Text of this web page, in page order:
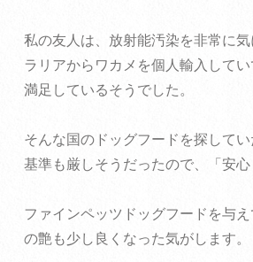
私の友人は、放射能汚染を非常に
ラリアからワカメを個人輸入して
満足しているそうでした。
そんな国のドッグフードを探して
基準も厳しそうだったので、「安
ファインペッツドッグフードを与
の艶も少し良くなった気がします。